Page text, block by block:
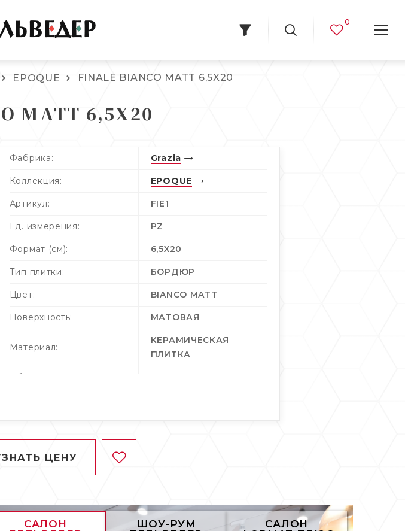
0
EPOQUE FINALE BIANCO MATT 6,5X20
MATT 6,5X20
Фабрика: Grazia
Коллекция: EPOQUE
Артикул: FIE1
Ед. измерения: PZ
Формат (см): 6,5X20
Тип плитки: БОPДЮР
Цвет: BIANCO MATT
Поверхность: МАТОВАЯ
Материал:
КЕРАМИЧЕСКАЯ
ПЛИТКА
Область применения:
ЦЕНУ
САЛОН
ШОУ-РУМ
САЛОН